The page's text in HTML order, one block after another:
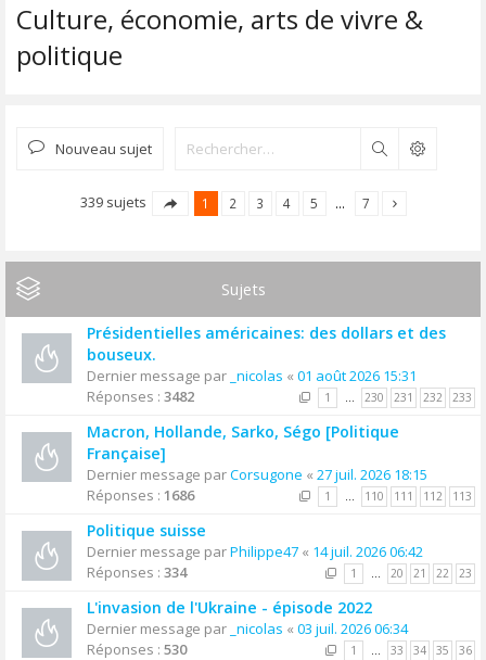
Culture, économie, arts de vivre &
politique
Nouveau sujet Rechercher
339 sujets 1 2 3 4 5 … 7
Sujets
Présidentielles américaines: des dollars et des
bouseux.
Dernier message par _nicolas « 01 août 2026 15:31
Réponses : 3482 1 … 230 231 232 233
Macron, Hollande, Sarko, Ségo [Politique
Française]
Dernier message parCorsugone « 27 juil. 2026 18:15
Réponses : 1686 1 … 110 111 112 113
Politique suisse
Dernier message parPhilippe47 « 14 juil. 2026 06:42
Réponses : 334 1 … 20 21 22 23
L'invasion de l'Ukraine - épisode 2022
Dernier message par _nicolas « 03 juil. 2026 06:34
Réponses : 530 1 … 33 34 35 36